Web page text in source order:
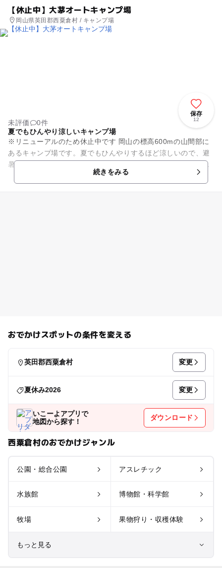
【休止中】大茅オートキャンプ場
岡山県英田郡西粟倉村 / キャンプ場
保存
12
未評価
0件
夏でもひんやり涼しいキャンプ場
※リニューアルのため休止中です 岡山の標高600mの山間部に
あるキャンプ場です。夏でもひんやりするほど涼しいので、避
暑地として最適です。この森林地帯は、ヒメボタルの生息地に
続きをみる
おでかけスポットの条件を変える
英田郡西粟倉村 変更
夏休み2026 変更
いこーよアプリで
地図から探す！
ダウンロード
西粟倉村のおでかけジャンル
公園・総合公園 アスレチック
水族館 博物館・科学館
牧場 果物狩り・収穫体験
もっと見る